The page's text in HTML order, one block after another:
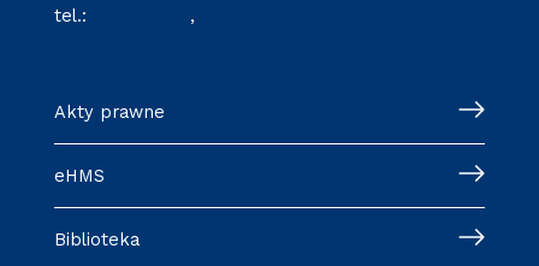
tel.: ,
Akty prawne
eHMS
Biblioteka